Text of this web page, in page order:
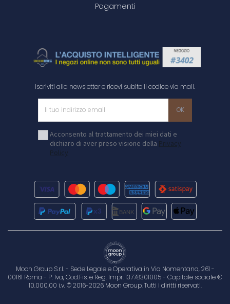
Pagamenti
Iscriviti alla newsletter e ricevi subito il codice via mail.
Acconsento al trattamento dei miei dati e
dichiaro di aver preso visione della Privacy
Policy
Moon Group S.r.l. - Sede Legale e Operativa in Via Nomentana, 261 -
00161 Roma - P. Iva, Cod.Fis. e Reg. Impr. 13778301005 - Capitale sociale €
10.000,00 i.v. © 2016-2026 Moon Group. Tutti i diritti riservati.